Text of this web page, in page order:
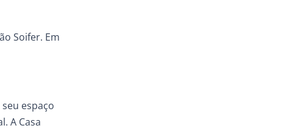
Soifer. Em
espaço
A Casa